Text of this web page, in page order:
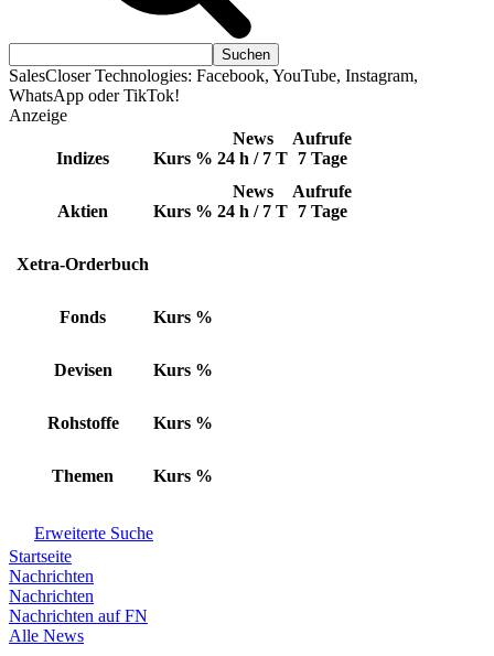
SalesCloser Technologies: Facebook, YouTube, Instagram,
WhatsApp oder TikTok!
Anzeige
Indizes Kurs %
News
24 h / 7 T
Aufrufe
7 Tage
Aktien Kurs %
News
24 h / 7 T
Aufrufe
7 Tage
Xetra-Orderbuch
Fonds Kurs %
Devisen Kurs %
Rohstoffe Kurs %
Themen Kurs %
Erweiterte Suche
Startseite
Nachrichten
Nachrichten
Nachrichten auf FN
Alle News